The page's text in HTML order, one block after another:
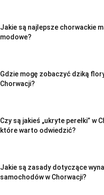
Jakie są najlepsze chorwackie
modowe?
Gdzie mogę zobaczyć dziką
Chorwacji?
Czy są jakieś „ukryte perełki” w
które warto odwiedzić?
Jakie są zasady dotyczące
samochodów w Chorwacji?